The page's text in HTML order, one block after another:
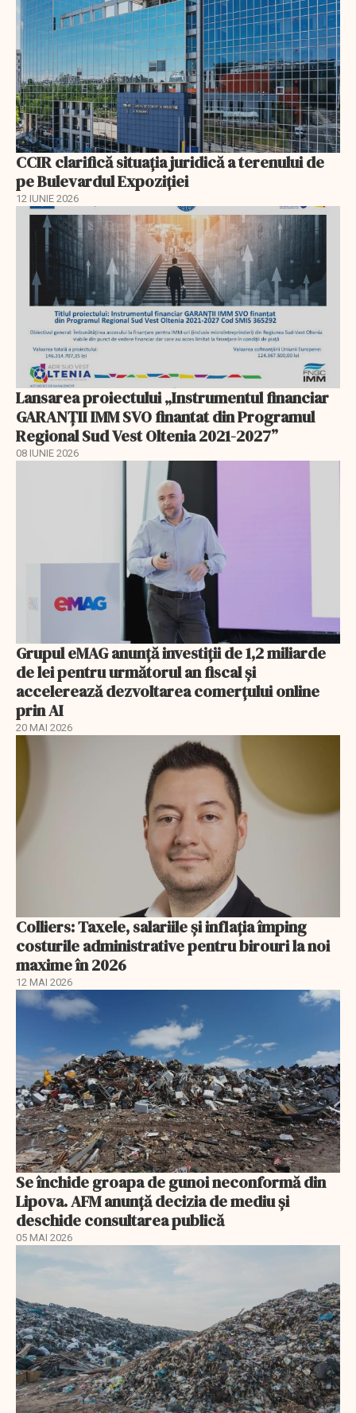
CCIR clarifică situația juridică a terenului de
pe Bulevardul Expoziției
12 IUNIE 2026
Lansarea proiectului „Instrumentul financiar
GARANȚII IMM SVO finantat din Programul
Regional Sud Vest Oltenia 2021-2027”
08 IUNIE 2026
Grupul eMAG anunță investiții de 1,2 miliarde
de lei pentru următorul an fiscal și
accelerează dezvoltarea comerțului online
prin AI
20 MAI 2026
Colliers: Taxele, salariile și inflația împing
costurile administrative pentru birouri la noi
maxime în 2026
12 MAI 2026
Se închide groapa de gunoi neconformă din
Lipova. AFM anunță decizia de mediu și
deschide consultarea publică
05 MAI 2026